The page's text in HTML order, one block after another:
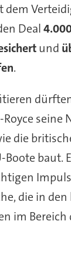
dem
Deal
und
.
Royce seine
die
Boote baut.
die in
im